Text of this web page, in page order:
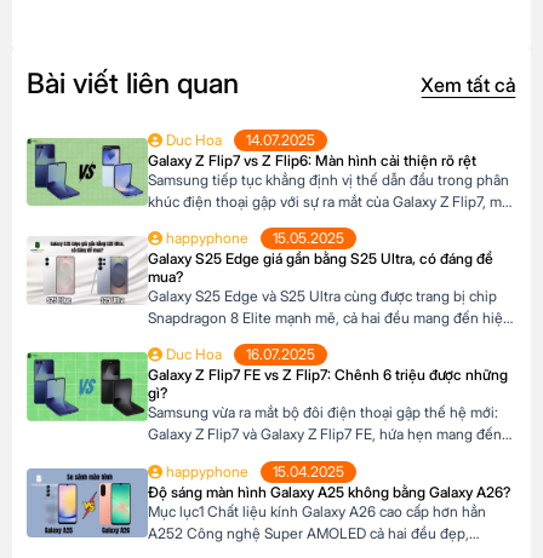
Bài viết liên quan Xem tất cả
Duc Hoa
14.07.2025
Galaxy Z Flip7 vs Z Flip6: Màn hình cải thiện rõ rệt
Samsung tiếp tục khẳng định vị thế dẫn đầu trong phân
khúc điện thoại gập với sự ra mắt của Galaxy Z Flip7, một
bản nâng cấp đáng chú ý so với người tiền nhiệm Galaxy
Z Flip6. Nhưng liệu những cải tiến trên Z Flip7 có thực
sự đáng để bạn nâng cấp? Hãy […]
happyphone
15.05.2025
Galaxy S25 Edge giá gần bằng S25 Ultra, có đáng để
mua?
Galaxy S25 Edge và S25 Ultra cùng được trang bị chip
Snapdragon 8 Elite mạnh mẽ, cả hai đều mang đến hiệu
năng vượt trội, thiết kế cao cấp và công nghệ hàng đầu.
Tuy nhiên, mỗi phiên bản lại có những điểm khác biệt
riêng về thiết kế, camera, màn hình và giá bán […]
Duc Hoa
16.07.2025
Galaxy Z Flip7 FE vs Z Flip7: Chênh 6 triệu được những
gì?
Samsung vừa ra mắt bộ đôi điện thoại gập thế hệ mới:
Galaxy Z Flip7 và Galaxy Z Flip7 FE, hứa hẹn mang đến
Với mức giá chênh lệch khoảng 6 triệu đồng giữa hai
phiên bản, nhiều người dùng đang băn khoăn liệu […]
happyphone
15.04.2025
Độ sáng màn hình Galaxy A25 không bằng Galaxy A26?
Mục lục1 Chất liệu kính Galaxy A26 cao cấp hơn hẳn
A252 Công nghệ Super AMOLED cả hai đều đẹp,